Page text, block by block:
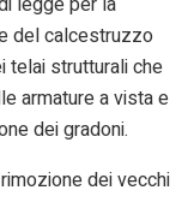
del calcestruzzo
telai strutturali che
armature a vista e
dei gradoni.
dei vecchi